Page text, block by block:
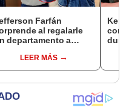
Farfán
al regalarle
departamento a
"Lo hago de
LEER MÁS
dura